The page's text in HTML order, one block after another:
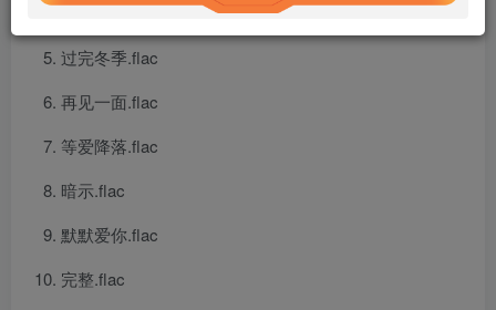
我的翅膀.flac
过完冬季.flac
再见一面.flac
等爱降落.flac
暗示.flac
默默爱你.flac
完整.flac